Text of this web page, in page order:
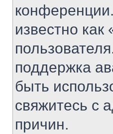
известно
поддержка
быть
свяжитесь с
причин.